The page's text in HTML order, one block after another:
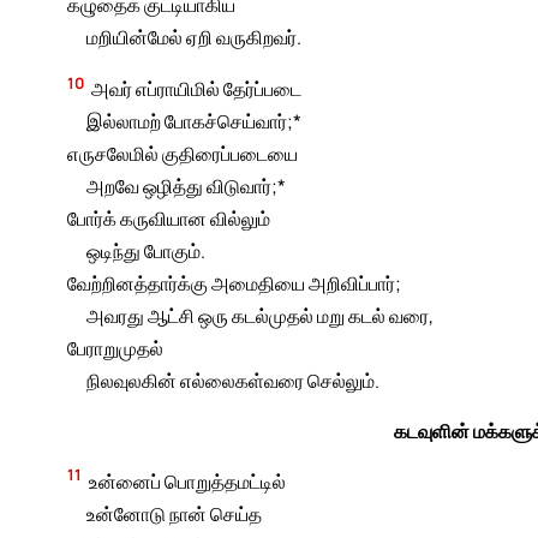
மறியின்மேல் ஏறி வருகிறவர்.
10 அவர் எப்ராயிமில் தேர்ப்படை
இல்லாமற் போகச்செய்வார்;*
எருசலேமில் குதிரைப்படையை
அறவே ஒழித்து விடுவார்;*
போர்க் கருவியான வில்லும்
ஒடிந்து போகும்.
வேற்றினத்தார்க்கு அமைதியை அறிவிப்பார்;
அவரது ஆட்சி ஒரு கடல்முதல் மறு கடல் வரை,
பேராறுமுதல்
நிலவுலகின் எல்லைகள்வரை செல்லும்.
கடவுளின்
11 உன்னைப் பொறுத்தமட்டில்
உன்னோடு நான் செய்த